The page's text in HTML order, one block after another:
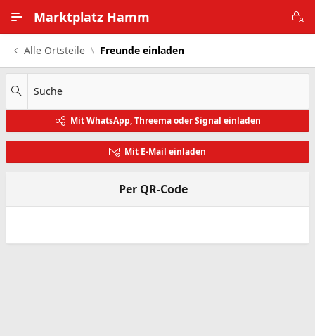
Marktplatz Hamm
Alle Ortsteile
Impressum
Nutzungsbedingungen
Alle Ortsteile Freunde einladen
Suche
Mit WhatsApp, Threema oder Signal einladen
Mit E-Mail einladen
Per QR-Code